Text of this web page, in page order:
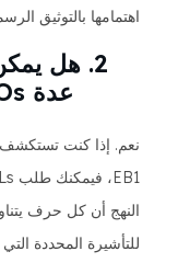
اهتمامها بالتوثيق
2. هل
عدة EOs لخيارات تأشيرة مختلفة؟
النهج أن كل حرف
للتأشيرة المحددة التي